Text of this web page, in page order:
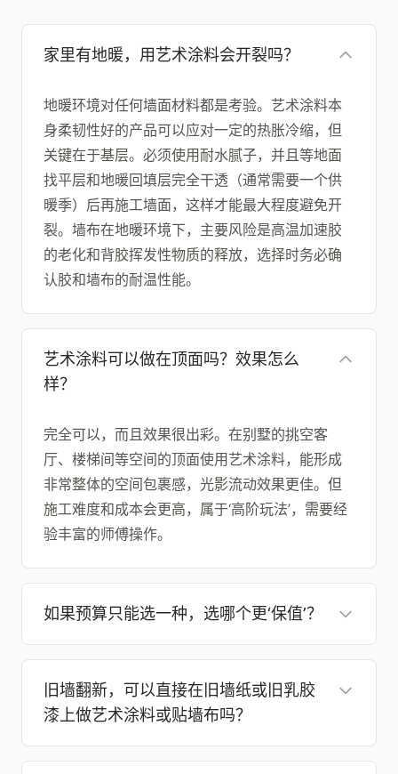
家里有地暖，用艺术涂料会开裂吗？
地暖环境对任何墙面材料都是考验。艺术涂料本
身柔韧性好的产品可以应对一定的热胀冷缩，但
关键在于基层。必须使用耐水腻子，并且等地面
找平层和地暖回填层完全干透（通常需要一个供
暖季）后再施工墙面，这样才能最大程度避免开
裂。墙布在地暖环境下，主要风险是高温加速胶
的老化和背胶挥发性物质的释放，选择时务必确
认胶和墙布的耐温性能。
艺术涂料可以做在顶面吗？效果怎么
样？
完全可以，而且效果很出彩。在别墅的挑空客
厅、楼梯间等空间的顶面使用艺术涂料，能形成
非常整体的空间包裹感，光影流动效果更佳。但
施工难度和成本会更高，属于‘高阶玩法’，需要经
验丰富的师傅操作。
如果预算只能选一种，选哪个更‘保值’？
旧墙翻新，可以直接在旧墙纸或旧乳胶
漆上做艺术涂料或贴墙布吗？